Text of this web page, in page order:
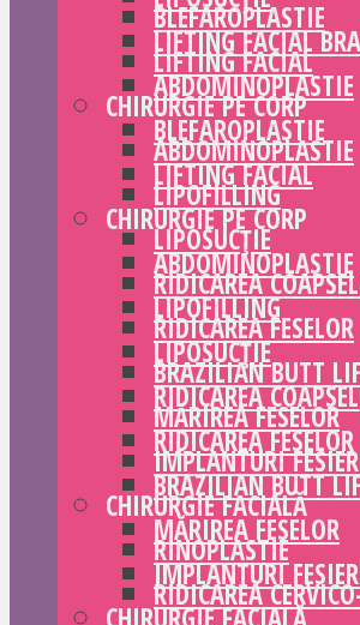
BLEFAROPLASTIE
LIFTING FACIAL
CHIRURGIE PE CORP
ABDOMINOPLASTIE
LIPOFILLING
LIPOSUCȚIE
RIDICAREA
RIDICAREA FESELOR
BRAZILIAN BUTT
MĂRIREA FESELOR
IMPLANTURI
CHIRURGIE FACIALĂ
RINOPLASTIE
RIDICAREA
LIFTING FACIAL
ABDOMINOPLASTIE
BLEFAROPLASTIE
LIFTING FACIAL
CHIRURGIE PE CORP
ABDOMINOPLASTIE
LIPOFILLING
LIPOSUCȚIE
RIDICAREA
RIDICAREA FESELOR
BRAZILIAN BUTT
MĂRIREA FESELOR
IMPLANTURI